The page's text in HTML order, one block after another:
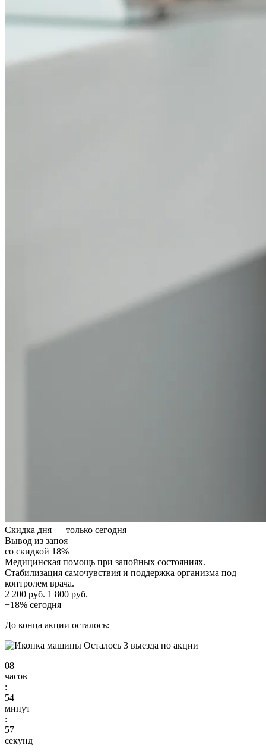
Скидка дня — только сегодня
Вывод из запоя
со скидкой 18%
Медицинская помощь при запойных состояниях.
Стабилизация самочувствия и поддержка организма под
контролем врача.
2 200 руб. 1 800 руб.
−18% сегодня
До конца акции осталось:
Осталось 3 выезда по акции
08
часов
:
54
минут
:
56
секунд